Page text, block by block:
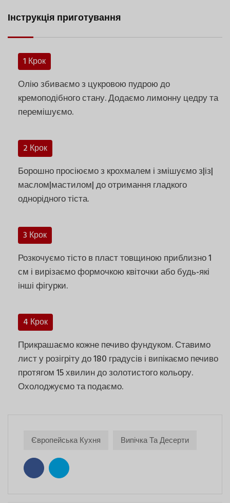
Інструкція приготування
1 Крок
Олію збиваємо з цукровою пудрою до
кремоподібного стану. Додаємо лимонну цедру та
перемішуємо.
2 Крок
Борошно просіюємо з крохмалем і змішуємо з|із|
маслом|мастилом| до отримання гладкого
однорідного тіста.
3 Крок
Розкочуємо тісто в пласт товщиною приблизно 1
см і вирізаємо формочкою квіточки або будь-які
інші фігурки.
4 Крок
Прикрашаємо кожне печиво фундуком. Ставимо
лист у розігріту до 180 градусів і випікаємо печиво
протягом 15 хвилин до золотистого кольору.
Охолоджуємо та подаємо.
Європейська Кухня Випічка Та Десерти